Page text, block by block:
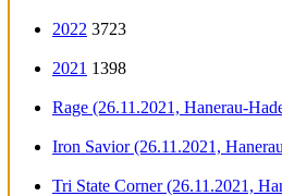
2022 3723
2021 1398
Rage (26.11.2021, Hanerau-
Iron Savior (26.11.2021,
Tri State Corner (26.11.2021,